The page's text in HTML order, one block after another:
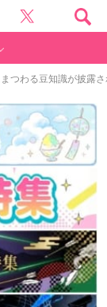
つわる豆知識が披露